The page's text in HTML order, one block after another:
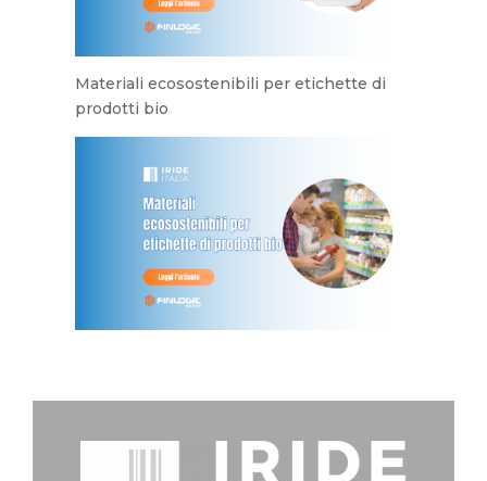
Materiali ecosostenibili per etichette di
prodotti bio